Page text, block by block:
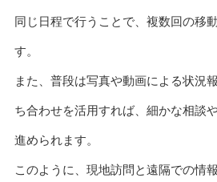
同じ日程で行うことで、複数回の移
す。
また、普段は写真や動画による状況
ち合わせを活用すれば、細かな相談
進められます。
このように、現地訪問と遠隔での情